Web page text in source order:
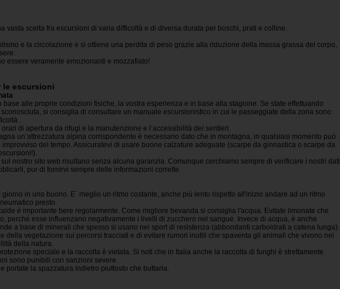
vasta scelta fra escursioni di varia difficoltà e di diversa durata per boschi, prati e colline.
e la circolazione e si ottiene una perdita di peso grazie alla riduzione della massa grassa del corpo,
essere veramente emozionanti e mozzafiato!
le escursioni
base alle proprie condizioni fisiche, la vostra esperienza e in base alla stagione. Se state effettuando
si consiglia di consultare un manuale escursionistico in cui le passeggiate della zona sono
.
di apertura da rifugi e la manutenzione e l’accessibilità dei sentieri.
un’attrezzatura alpina corrispondente è necessario dato che in montagna, in qualsiasi momento può
del tempo. Assicuratevi di usare buone calzature adeguate (scarpe da ginnastica o scarpe da
nostro sito web risultano senza alcuna garanzia. Comunque cerchiamo sempre di verificare i nostri dati
pur di fornirvi sempre delle informazioni corrette.
in uno buono. E` meglio un ritmo costante, anche più lento rispetto all'inizio andare ad un ritmo
presto.
è importante bere regolarmente. Come migliore bevanda si consiglia l'acqua. Evitate limonate che
perché esse influenzano negativamente i livelli di zucchero nel sangue. Invece di acqua, è anche
a base di minerali che spesso si usano nei sport di resistenza (abbondanti carboidrati a catena lunga).
della vegetazione sui percorsi tracciati e di evitare rumori inutili che spaventa gli animali che vivono nei
della natura.
speciale e la raccolta è vietata. Si noti che in Italia anche la raccolta di funghi è strettamente
sono punibili con sanzioni severe.
portate la spazzatura indietro piuttosto che buttarla.